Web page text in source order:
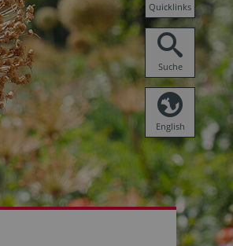
Quicklinks
Suche
English